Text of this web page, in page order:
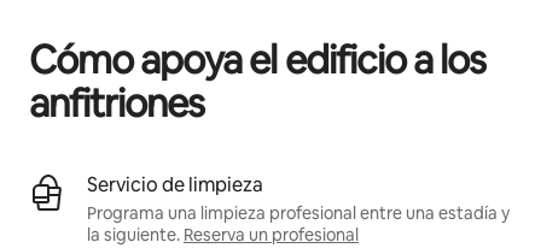
Cómo apoya el edificio a los
anfitriones
Servicio de limpieza
Programa una limpieza profesional entre una estadía y
la siguiente. Reserva un profesional